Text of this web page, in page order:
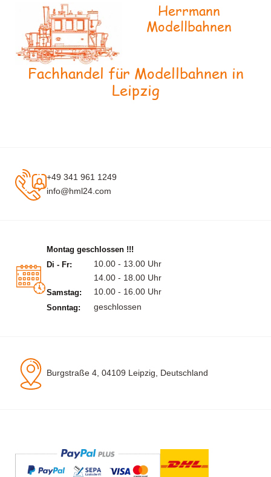
Herrmann
Modellbahnen
Fachhandel für Modellbahnen in
Leipzig
+49 341 961 1249
info@hml24.com
Montag geschlossen !!!
Di - Fr:
10.00 - 13.00 Uhr
14.00 - 18.00 Uhr
Samstag: 10.00 - 16.00 Uhr
Sonntag: geschlossen
Burgstraße 4, 04109 Leipzig, Deutschland